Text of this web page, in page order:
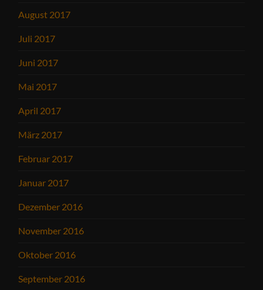
August 2017
Juli 2017
Juni 2017
Mai 2017
April 2017
März 2017
Februar 2017
Januar 2017
Dezember 2016
November 2016
Oktober 2016
September 2016